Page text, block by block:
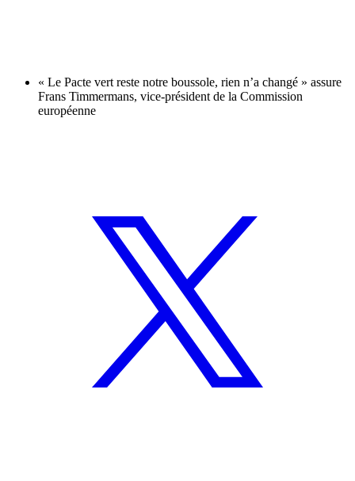
« Le Pacte vert reste notre boussole, rien n’a changé » assure
Frans Timmermans, vice-président de la Commission
européenne